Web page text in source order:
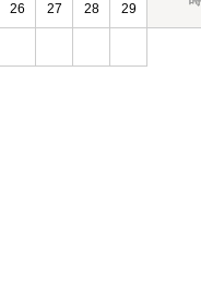
26 27 28 29